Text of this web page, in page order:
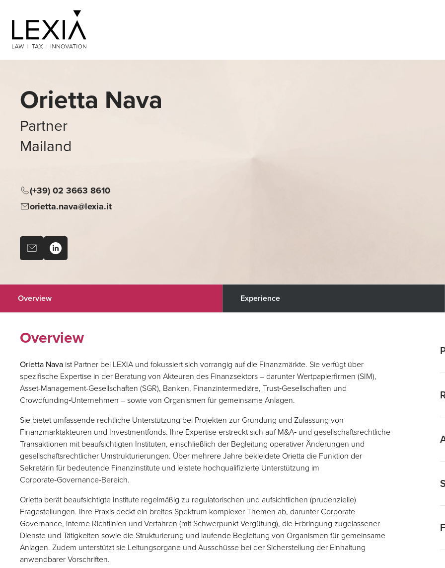
Orietta Nava
Partner
Mailand
(+39) 02 3663 8610
orietta.nava@lexia.it
Overview Experience
Overview
Orietta Nava ist Partner bei LEXIA und fokussiert sich vorrangig auf die Finanzmärkte. Sie verfügt über
spezifische Expertise in der Beratung von Akteuren des Finanzsektors – darunter Wertpapierfirmen (SIM),
Asset-Management-Gesellschaften (SGR), Banken, Finanzintermediäre, Trust‑Gesellschaften und
Crowdfunding‑Unternehmen – sowie von Organismen für gemeinsame Anlagen.
Sie bietet umfassende rechtliche Unterstützung bei Projekten zur Gründung und Zulassung von
Finanzmarktakteuren und Investmentfonds. Ihre Expertise erstreckt sich auf M&A‑ und gesellschaftsrechtliche
Transaktionen mit beaufsichtigten Instituten, einschließlich der Begleitung operativer Änderungen und
gesellschaftsrechtlicher Umstrukturierungen. Über mehrere Jahre bekleidete Orietta die Funktion der
Sekretärin für bedeutende Finanzinstitute und leistete hochqualifizierte Unterstützung im
Corporate‑Governance‑Bereich.
Orietta berät beaufsichtigte Institute regelmäßig zu regulatorischen und aufsichtlichen (prudenzielle)
Fragestellungen. Ihre Praxis deckt ein breites Spektrum komplexer Themen ab, darunter Corporate
Governance, interne Richtlinien und Verfahren (mit Schwerpunkt Vergütung), die Erbringung zugelassener
Dienste und Tätigkeiten sowie die Strukturierung und laufende Begleitung von Organismen für gemeinsame
Anlagen. Zudem unterstützt sie Leitungsorgane und Ausschüsse bei der Sicherstellung der Einhaltung
anwendbarer Vorschriften.